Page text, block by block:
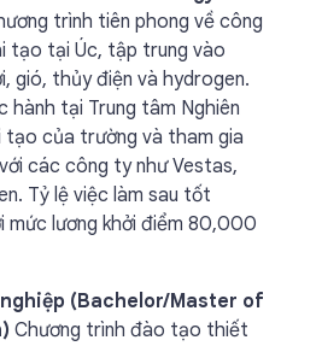
trình tiên phong về công
tạo tại Úc, tập trung vào
gió, thủy điện và hydrogen.
hành tại Trung tâm Nghiên
tạo của trường và tham gia
các công ty như Vestas,
Tỷ lệ việc làm sau tốt
mức lương khởi điểm 80,000
(Bachelor/Master of
Chương trình đào tạo thiết